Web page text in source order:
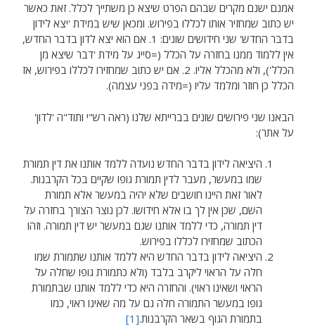
אמנם ישנם מקרים שבהם הפרט שיצא כן משתייך לכלל. זאת כאשר
יש כתוב שמחזיר אותו לכללו בפירוש. ומכאן שיש במידת 'יצא לידון
בדבר החדש' שני חידושים שונים: 1. אם הוא יצא לדון בדבר החדש,
אין ללמוד ממנו בחזרה על הכלל (=סייג על מידת 'דבר שיצא מן
הכלל'), ולא מהכלל אליו. 2. אם יש כתוב שמחזירו לכללו בפירוש, אז
הכלל כן חוזר ומלמד עליו (=מידה בפני עצמה).
הבאנו שני פירושים שונים בברייתא שלנו (ראה רש"י ותוד"ה 'לדון'
על אתר):
היציאה לידון בדבר החדש נועדה ללמד אותנו את דין תמורת
שמו במעשר, מעבר לדין תמורת גופו שקיים בכל הקרבנות.
לאור זאת היינו חושבים שלא יהיה במעשר אלא תמורת
השם, שכן אין לך בו אלא חידושו. לכן נוצר הצורך בחזרה על
דין תמורה, כדי ללמד אותנו שגם במעשר יש דין תמורה. וזהו
הכתוב שמחזירו לכללו בפירוש.
היציאה לידון בדבר החדש היא ללמד אותנו שתמורת שמו
חלה על הראוי ליקרב בלבד (ולא כתמורת גופו שחלה על
הראוי ושאינו ראוי). והחזרה היא כדי ללמד אותנו שבתמורת
גופו במעשר התמורה חלה גם על מה שאינו ראוי, כמו
בתמורת הגוף בשאר הקרבנות.[1]